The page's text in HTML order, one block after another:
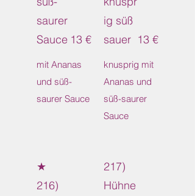
saurer
Sauce
mit Ananas
und süß-
saurer Sauce
13 €
ig süß
sauer
knusprig mit
Ananas und
süß-saurer
Sauce
13 €
★
216)
217)
Hühne